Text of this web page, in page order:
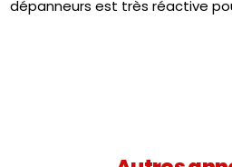
dépanneurs est très réactive